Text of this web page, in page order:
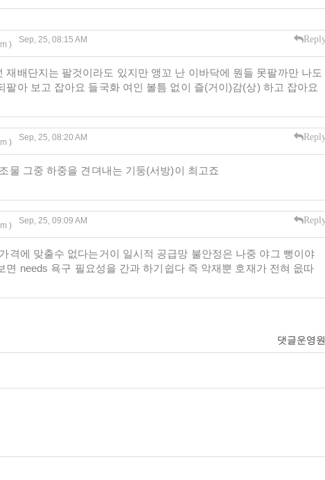
) Sep, 25, 08:15 AM
재배단지는 팔것이라도 있지만 앵꼬 난 이바닥에 뭔들 못팔까만 나도
팔아 보고 잡아요 들국화 여인 볼틈 없이 즐(거이)감(상) 하고 잡아요
) Sep, 25, 08:20 AM
물 그중 하중을 견뎌내는 기둥(서방)이 최고죠
) Sep, 25, 09:09 AM
격에 맞출수 없다는거이 일시적 공급망 불안정은 나중 야그 뻥이야
면 needs 욕구 필요성을 간과 하기쉽다 즉 악재뿐 호재가 전혀 읎따
댓글운영